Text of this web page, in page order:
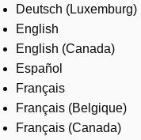
Contact us
Careers
Deutsch (Luxemburg)
English
English (Canada)
Español
Français
Français (Belgique)
Français (Canada)